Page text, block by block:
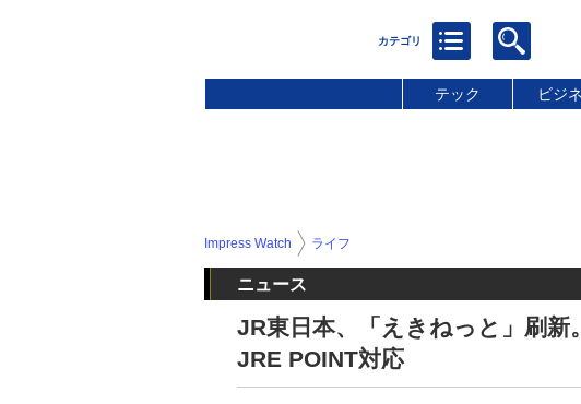
テック ビジ
Impress Watch ライフ
ニュース
JR東日本、「えきねっと」刷
JRE POINT対応